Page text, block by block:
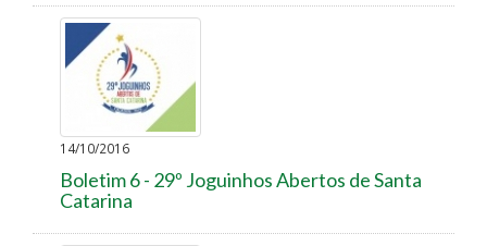
14/10/2016
Boletim 6 - 29º Joguinhos Abertos de Santa
Catarina